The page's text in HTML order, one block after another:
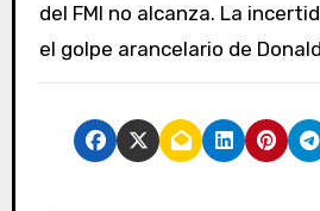
del FMI no alcanza. La
el golpe arancelario de